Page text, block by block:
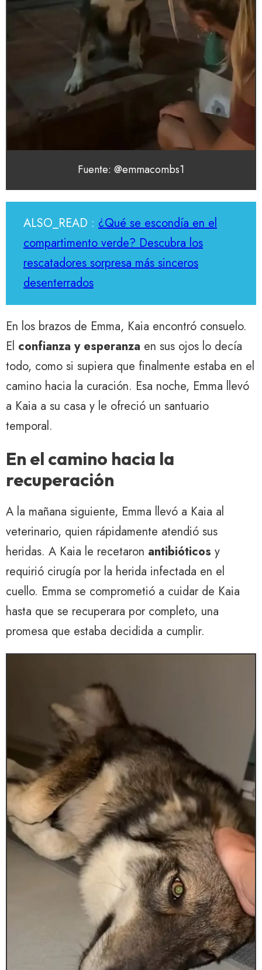
Fuente: @emmacombs1
ALSO_READ : ¿Qué se escondía en el
compartimento verde? Descubra los
rescatadores sorpresa más sinceros
desenterrados
En los brazos de Emma, ​​Kaia encontró consuelo.
El confianza y esperanza en sus ojos lo decía
todo, como si supiera que finalmente estaba en el
camino hacia la curación. Esa noche, Emma llevó
a Kaia a su casa y le ofreció un santuario
temporal.
En el camino hacia la
recuperación
A la mañana siguiente, Emma llevó a Kaia al
veterinario, quien rápidamente atendió sus
heridas. A Kaia le recetaron antibióticos y
requirió cirugía por la herida infectada en el
cuello. Emma se comprometió a cuidar de Kaia
hasta que se recuperara por completo, una
promesa que estaba decidida a cumplir.